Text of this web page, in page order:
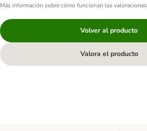
Más información sobre cómo funcionan las valoraciones
Volver al producto
Valora el producto